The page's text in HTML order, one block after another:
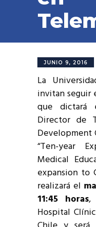
JUNIO 9, 2016
La
invitan seguir
que dictará
Director de
Development
“Ten-year
Medical
expansion to
realizará el
11:45 horas,
Hospital